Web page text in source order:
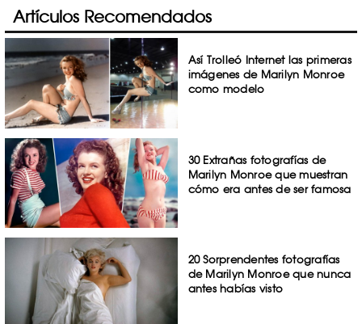
Artículos Recomendados
Así Trolleó Internet las primeras
imágenes de Marilyn Monroe
como modelo
30 Extrañas fotografías de
Marilyn Monroe que muestran
cómo era antes de ser famosa
20 Sorprendentes fotografías
de Marilyn Monroe que nunca
antes habías visto